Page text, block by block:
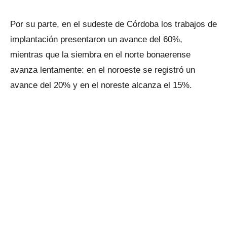
Por su parte, en el sudeste de Córdoba los trabajos de
implantación presentaron un avance del 60%,
mientras que la siembra en el norte bonaerense
avanza lentamente: en el noroeste se registró un
avance del 20% y en el noreste alcanza el 15%.